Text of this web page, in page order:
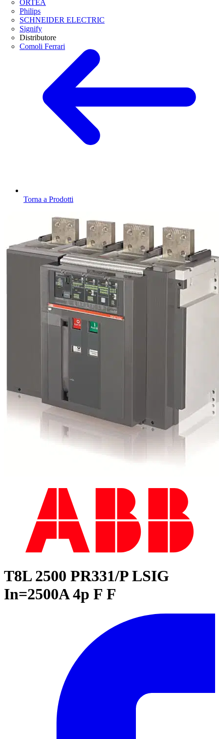
ORTEA
Philips
SCHNEIDER ELECTRIC
Signify
Distributore
Comoli Ferrari
Torna a Prodotti
T8L 2500 PR331/P LSIG
In=2500A 4p F F